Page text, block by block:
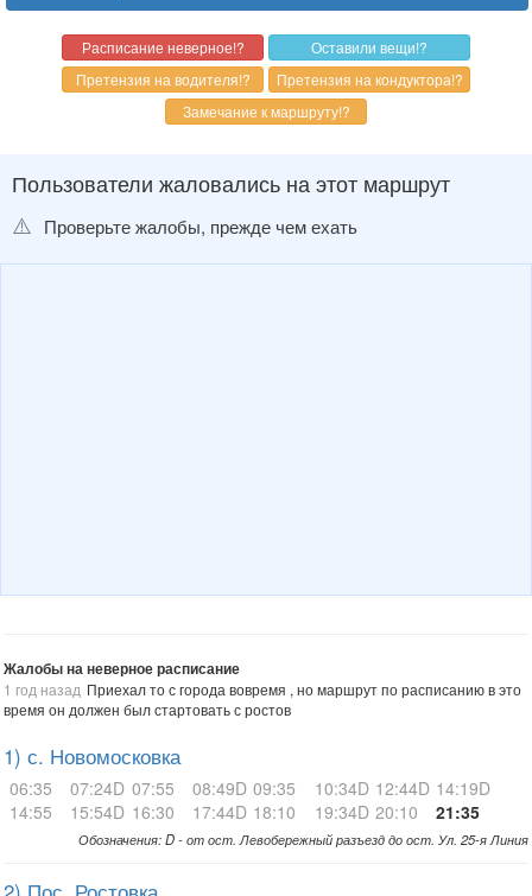
Пользователи жаловались на этот маршрут
⚠️
Проверьте жалобы, прежде чем ехать
Жалобы на неверное расписание
1 год назад Приехал то с города вовремя , но маршрут по расписанию в это
время он должен был стартовать с ростов
1) с. Новомосковка
06:35 07:24D 07:55 08:49D 09:35 10:34D 12:44D 14:19D
14:55
15:54D 16:30 17:44D 18:10 19:34D 20:10 21:35
Обозначения: D - от ост. Левобережный разъезд до ост. Ул. 25-я Линия